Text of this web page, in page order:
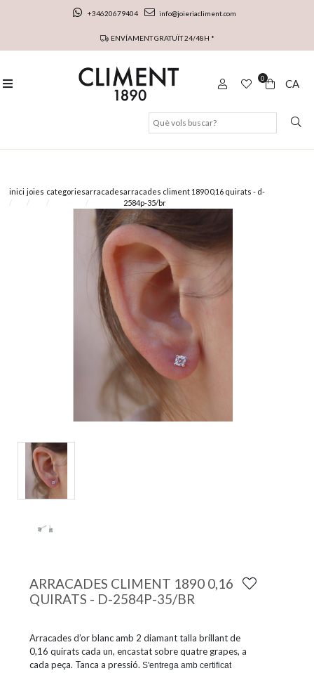
+34620679404 info@joieriacliment.com
ENVÍAMENT GRATUÏT 24/48H *
0 CA
inici joies categoriesarracadesarracades climent 1890 0,16 quirats - d-
2584p-35/br
ARRACADES CLIMENT 1890 0,16
QUIRATS - D-2584P-35/BR
Arracades d’or blanc amb 2 diamant talla brillant de
0,16 quirats cada un, encastat sobre quatre grapes, a
cada peça. Tanca a pressió. S'entrega amb certificat